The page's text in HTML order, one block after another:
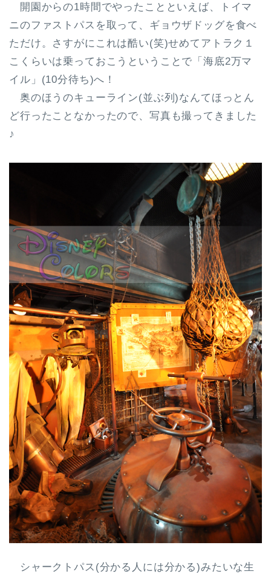
開園からの1時間でやったことといえば、トイマ
ニのファストパスを取って、ギョウザドッグを食べ
ただけ。さすがにこれは酷い(笑)せめてアトラク１
こくらいは乗っておこうということで「海底2万マ
イル」(10分待ち)へ！
奥のほうのキューライン(並ぶ列)なんてほっとん
ど行ったことなかったので、写真も撮ってきました
♪
シャークトパス(分かる人には分かる)みたいな生